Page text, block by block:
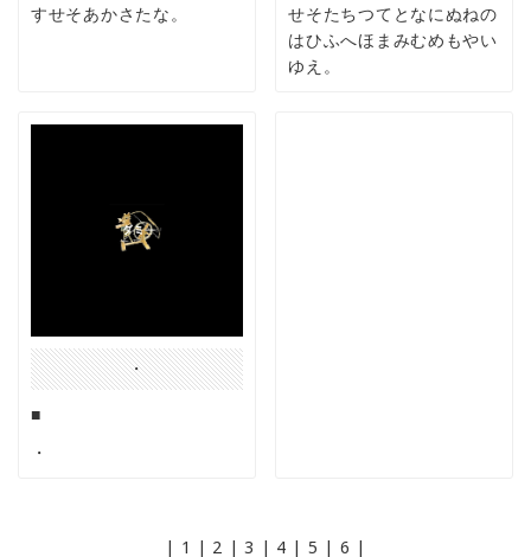
すせそあかさたな。
せそたちつてとなにぬねの
はひふへほまみむめもやい
ゆえ。
・
■
・
| 1 | 2 | 3 | 4 | 5 | 6 |